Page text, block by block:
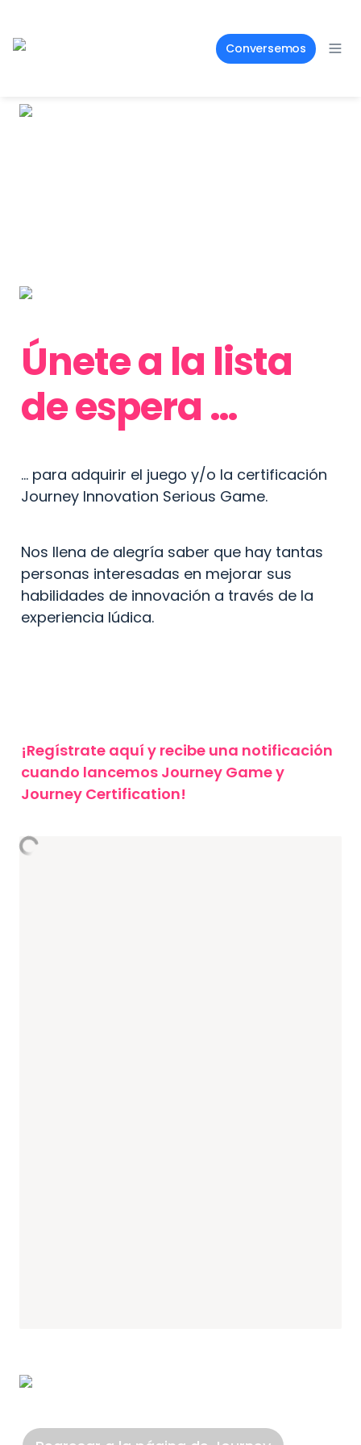
Conversemos
Únete a la lista
de espera …
… para adquirir el juego y/o la certificación
Journey Innovation Serious Game.
Nos llena de alegría saber que hay tantas
personas interesadas en mejorar sus
habilidades de innovación a través de la
experiencia lúdica.
¡Regístrate aquí y recibe una notificación
cuando lancemos Journey Game y
Journey Certification!